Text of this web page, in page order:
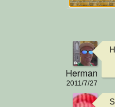
Herman
2011/7/27